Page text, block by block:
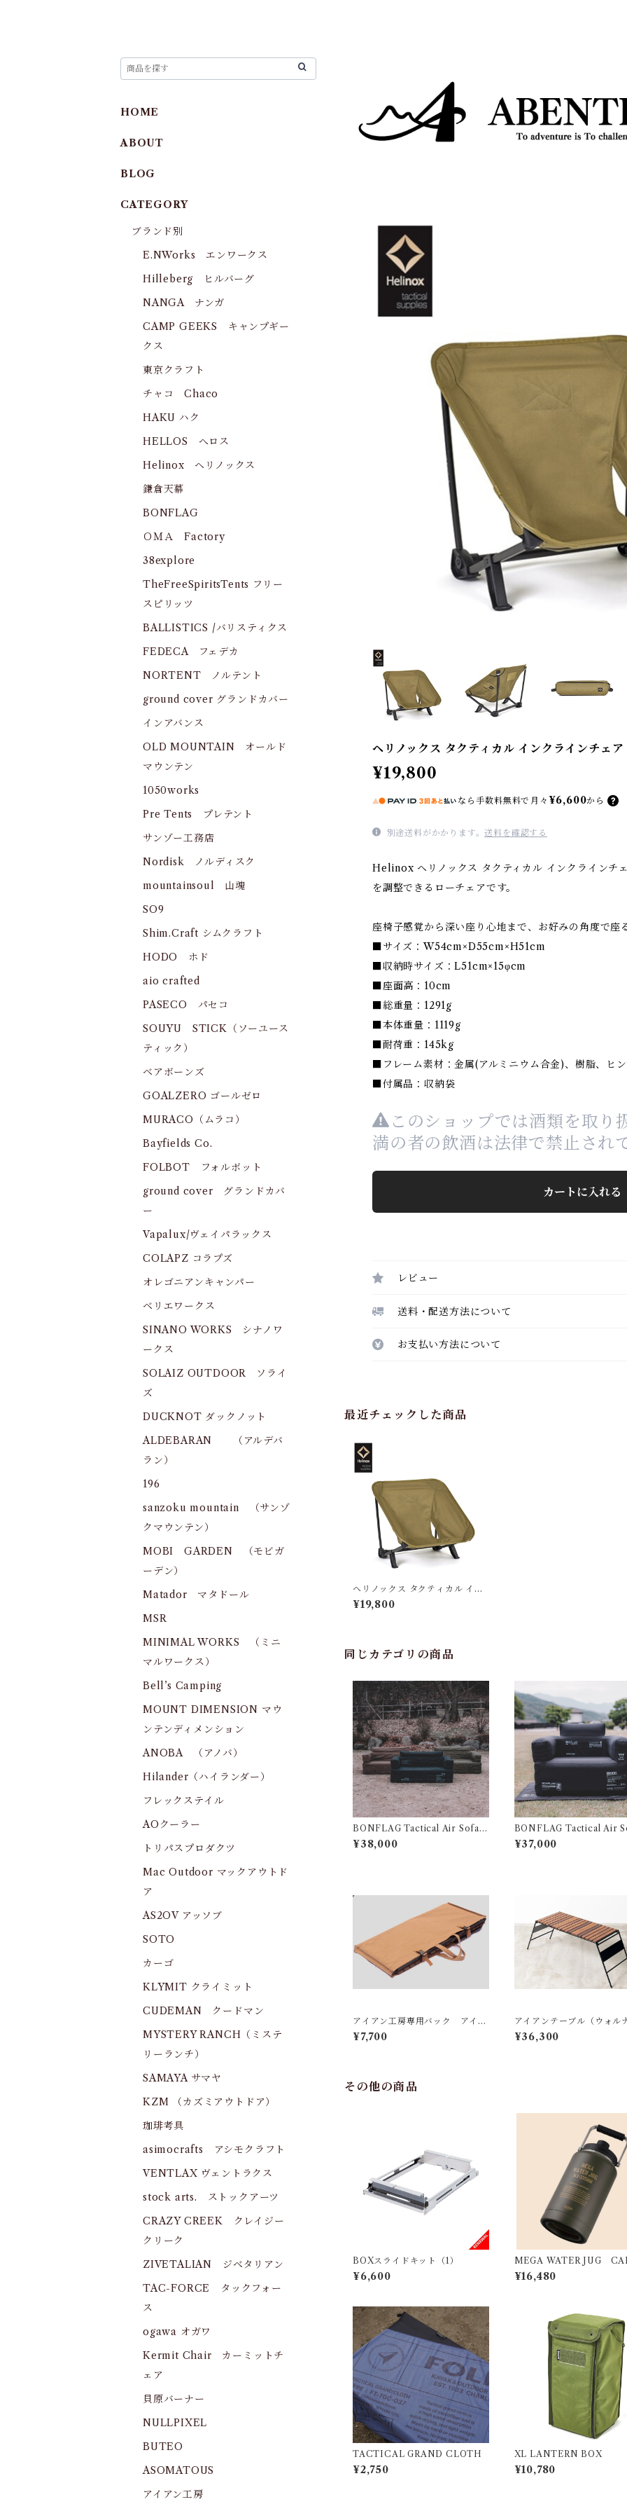
ヘリノックス タクティカル インクラインチェ
¥19,800
なら 手数料無料で 月々 ¥6,600から
別途送料がかかります。送料を確認する
Helinox ヘリノックス タクティカル インクラインチ
を調整できるローチェアです。
座椅子感覚から深い座り心地まで、お好みの角度で座
■サイズ：W54cm×D55cm×H51cm
■収納時サイズ：L51cm×15φcm
■座面高：10cm
■総重量：1291g
■本体重量：1119g
■耐荷重：145kg
■フレーム素材：金属(アルミニウム合金)、樹脂、ヒ
■付属品：収納袋
このショップでは酒類を取り
満の者の飲酒は法律で禁止され
カートに入れる
レビュー
送料・配送方法について
お支払い方法について
最近チェックした商品
ヘリノックス タクティカル イン
クラインチェア コヨーテ
¥19,800
同じカテゴリの商品
BONFLAG Tactical Air Sofa 2
P
¥38,000
BONFLAG Tactical Air
P
¥37,000
アイアン工房専用バック アイア
ンテーブル用
¥7,700
アイアンテーブル（ウォル
版）
¥36,300
その他の商品
BOXスライドキット（1）
¥6,600
MEGA WATER JUG
¥16,480
TACTICAL GRAND CLOTH
¥2,750
XL LANTERN BOX
¥10,780
HOME
ABOUT
BLOG
CATEGORY
ブランド別
E.NWorks エンワークス
Hilleberg ヒルバーグ
NANGA ナンガ
CAMP GEEKS キャンプギー
クス
東京クラフト
チャコ Chaco
HAKU ハク
HELLOS へロス
Helinox ヘリノックス
鎌倉天幕
BONFLAG
ＯＭＡ Factory
38explore
TheFreeSpiritsTents フリー
スピリッツ
BALLISTICS /バリスティクス
FEDECA フェデカ
NORTENT ノルテント
ground cover グランドカバー
インアバンス
OLD MOUNTAIN オールド
マウンテン
1050works
Pre Tents プレテント
サンゾー工務店
Nordisk ノルディスク
mountainsoul 山魂
SO9
Shim.Craft シムクラフト
HODO ホド
aio crafted
PASECO パセコ
SOUYU STICK（ソーユース
ティック）
ベアボーンズ
GOALZERO ゴールゼロ
MURACO（ムラコ）
Bayfields Co.
FOLBOT フォルボット
ground cover グランドカバ
ー
Vapalux/ヴェイパラックス
COLAPZ コラプズ
オレゴニアンキャンパー
ベリエワークス
SINANO WORKS シナノワ
ークス
SOLAIZ OUTDOOR ソライ
ズ
DUCKNOT ダックノット
ALDEBARAN （アルデバ
ラン）
196
sanzoku mountain （サンゾ
クマウンテン）
MOBI GARDEN （モビガ
ーデン）
Matador マタドール
MSR
MINIMAL WORKS （ミニ
マルワークス）
Bell’s Camping
MOUNT DIMENSION マウ
ンテンディメンション
ANOBA （アノバ）
Hilander（ハイランダー）
フレックステイル
AOクーラー
トリパスプロダクツ
Mac Outdoor マックアウトド
ア
AS2OV アッソブ
SOTO
カーゴ
KLYMIT クライミット
CUDEMAN クードマン
MYSTERY RANCH（ミステ
リーランチ）
SAMAYA サマヤ
KZM （カズミアウトドア）
珈琲考具
asimocrafts アシモクラフト
VENTLAX ヴェントラクス
stock arts. ストックアーツ
CRAZY CREEK クレイジー
クリーク
ZIVETALIAN ジベタリアン
TAC-FORCE タックフォー
ス
ogawa オガワ
Kermit Chair カーミットチ
ェア
貝原バーナー
NULLPIXEL
BUTEO
ASOMATOUS
アイアン工房